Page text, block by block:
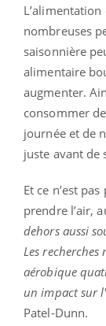
nombreuses
saisonnière
alimentaire
augmenter.
consommer
journée et de
juste avant de
Et ce n’est
prendre l’air,
dehors aussi
Les
aérobique
un impact sur
Patel-Dunn.